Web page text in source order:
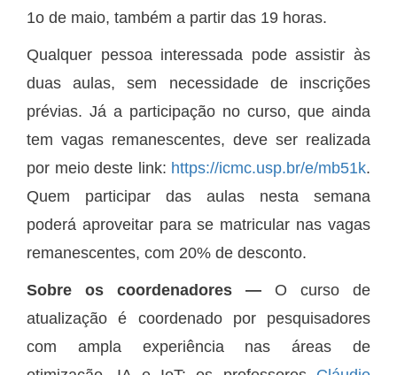
1o de maio, também a partir das 19 horas.
Qualquer pessoa interessada pode assistir às
duas aulas, sem necessidade de inscrições
prévias. Já a participação no curso, que ainda
tem vagas remanescentes, deve ser realizada
por meio deste link: https://icmc.usp.br/e/mb51k.
Quem participar das aulas nesta semana
poderá aproveitar para se matricular nas vagas
remanescentes, com 20% de desconto.
Sobre os coordenadores ― O curso de
atualização é coordenado por pesquisadores
com ampla experiência nas áreas de